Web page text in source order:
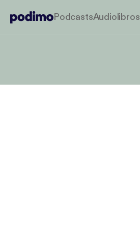
PodcastsAudiolibros